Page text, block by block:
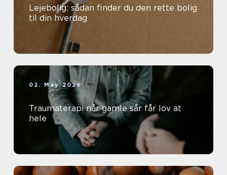
Lejebolig: sådan finder du den rette bolig
til din hverdag
02. May 2026
Traumaterapi når gamle sår får lov at
hele